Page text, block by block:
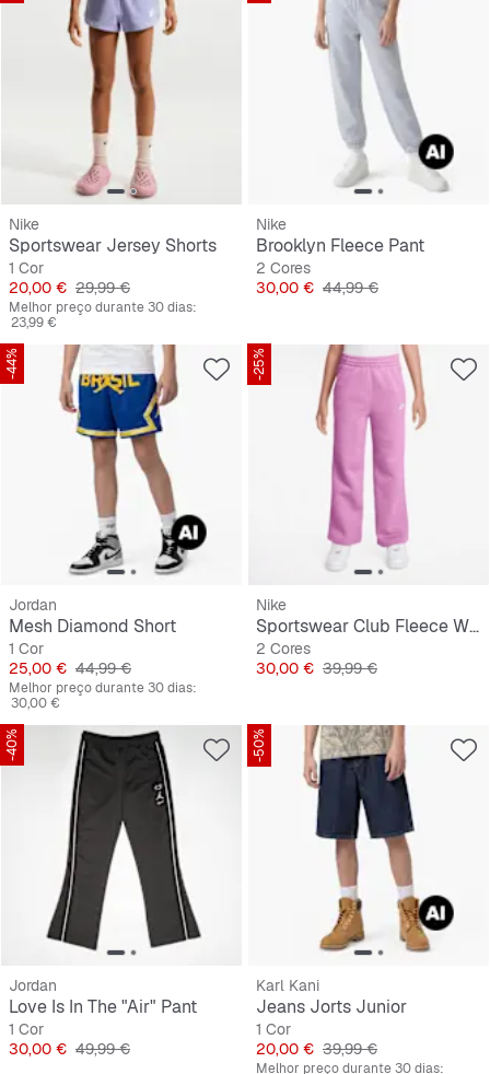
Nike
Sportswear Jersey Shorts
1 Cor
Preço
20,00 € Preço original
29,99 €
Melhor preço durante 30 dias:
23,99 €
Nike
Brooklyn Fleece Pant
2 Cores
Preço
30,00 € Preço original
44,99 €
-44%
Jordan
Mesh Diamond Short
1 Cor
Preço
25,00 € Preço original
44,99 €
Melhor preço durante 30 dias:
30,00 €
-25%
Nike
Sportswear Club Fleece Wide-Leg Low Brand Read Pant
2 Cores
Preço
30,00 € Preço original
39,99 €
-40%
Jordan
Love Is In The "Air" Pant
1 Cor
Preço
30,00 € Preço original
49,99 €
-50%
Karl Kani
Jeans Jorts Junior
1 Cor
Preço
20,00 € Preço original
39,99 €
Melhor preço durante 30 dias: